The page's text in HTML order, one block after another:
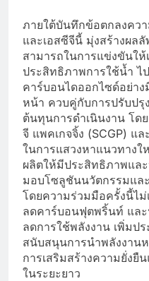
ภายใต้บันทึกข้อตกลงคว
และเอสซีจีนี้ มุ่งสร้างผล
สามารถในการแข่งขันให้
ประสิทธิภาพการใช้น้ำ ไ
คาร์บอนไดออกไซด์อย่า
หน้า ควบคู่กับการปรับปรุ
ต้นทุนการดำเนินงาน โด
จี แพคเกจจิ้ง (SCGP) แ
ในการแสวงหาแนวทางใ
ผลิตให้มีประสิทธิภาพแล
มอบโซลูชันนวัตกรรมแล
โดยความร่วมมือครั้งนี้ไม่
ลดคาร์บอนฟุตพริ้นท์ แล
ลดการใช้พลังงาน เพิ่มป
สนับสนุนการนำพลังงาน
การเสริมสร้างความยั่งยื
ในระยะยาว